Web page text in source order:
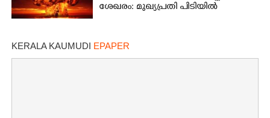
ശേഖരം: മുഖ്യപ്രതി പിടിയിൽ
KERALA KAUMUDI EPAPER